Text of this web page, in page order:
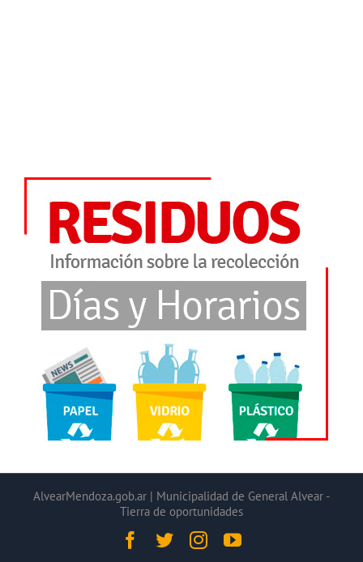
AlvearMendoza.gob.ar | Municipalidad de General Alvear -
Tierra de oportunidades
Facebook
TwitterInstagramYouTube